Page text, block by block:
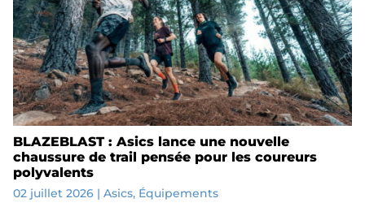
BLAZEBLAST : Asics lance une nouvelle
chaussure de trail pensée pour les coureurs
polyvalents
02 juillet 2026| Asics, Équipements